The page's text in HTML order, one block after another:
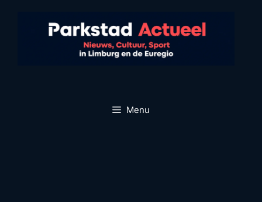
Menu